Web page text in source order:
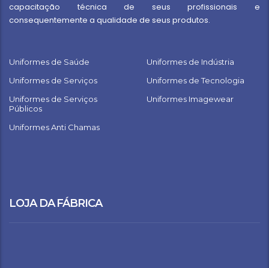
capacitação técnica de seus profissionais e
consequentemente a qualidade de seus produtos.
Uniformes de Saúde
Uniformes de Indústria
Uniformes de Serviços
Uniformes de Tecnologia
Uniformes de Serviços
Públicos
Uniformes Imagewear
Uniformes Anti Chamas
LOJA DA FÁBRICA